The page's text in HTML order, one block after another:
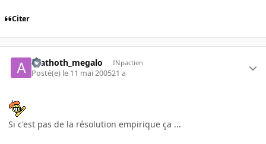
Citer
azathoth_megalo INpactien
Posté(e) le 11 mai 200521 a
Si c'est pas de la résolution empirique ça ...